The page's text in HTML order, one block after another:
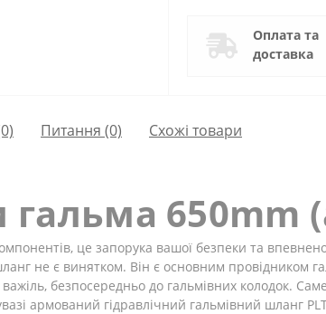
Оплата та
доставка
Питання (0) Схожі товари
гальма 650mm
це запорука вашої безпеки та
не є винятком. Він є основним провідником
безпосередньо до гальмівних колодок.
армований гідравлічний гальмівний шланг